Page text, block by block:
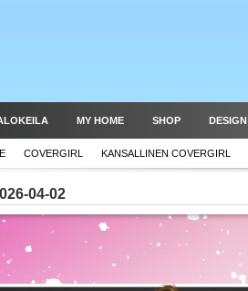
MY HOME SHOP DESIGN
COVERGIRL KANSALLINEN COVERGIRL
04-02